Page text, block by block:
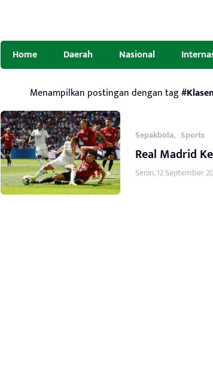
Home Daerah Nasional
Menampilkan postingan dengan tag
Sepakbola, Sports
Real Madrid
Senin, 12 September